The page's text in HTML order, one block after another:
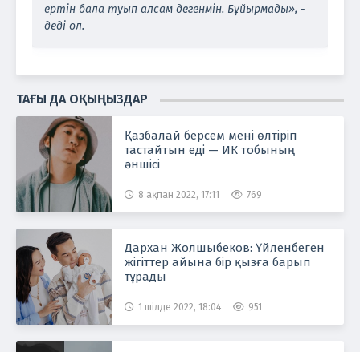
ертін бала туып алсам дегенмін. Бұйырмады», -
деді ол.
ТАҒЫ ДА ОҚЫҢЫЗДАР
Қазбалай берсем мені өлтіріп
тастайтын еді — ИК тобының
әншісі
8 ақпан 2022, 17:11 769
Дархан Жолшыбеков: Үйленбеген
жігіттер айына бір қызға барып
тұрады
1 шілде 2022, 18:04 951